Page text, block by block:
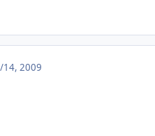
14, 2009